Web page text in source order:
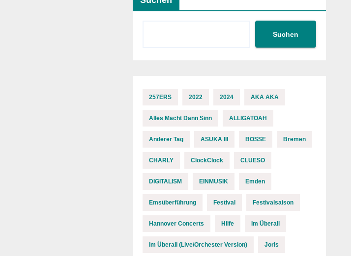
Suchen
257ERS 2022 2024 AKA AKA
Alles Macht Dann Sinn ALLIGATOAH
Anderer Tag ASUKA III BOSSE Bremen
CHARLY ClockClock CLUESO
DIGITALISM EINMUSIK Emden
Emsüberführung Festival Festivalsaison
Hannover Concerts Hilfe Im Überall
Im Überall (Live/Orchester Version) Joris